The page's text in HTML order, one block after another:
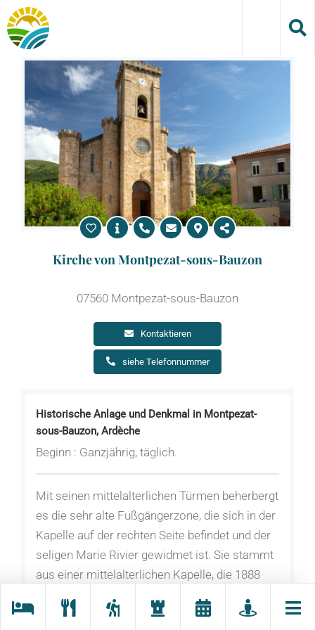
Skip
to
content
Historische Anlage und Denkmal in Montpezat-
sous-Bauzon, Ardèche
Beginn : Ganzjährig, täglich.
Mit seinen mittelalterlichen Türmen beherbergt
es die sehr alte Fußgängerzone, die sich in der
Kapelle auf der rechten Seite befindet und der
seligen Marie Rivier gewidmet ist. Sie stammt
aus einer mittelalterlichen Kapelle, die 1888
Republik zu bestimmen.
Kirche von Montpezat-sous-Bauzon
07560 Montpezat-sous-Bauzon
Kontaktieren
siehe Telefonnummer